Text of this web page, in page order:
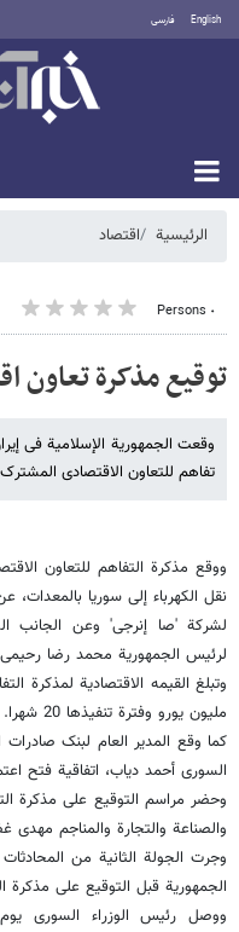
English فارسی
الرئيسية اقتصاد
٠ Persons
توقیع مذکرة تعاون
وقعت الجمهوریة الإسلامیة فی
تفاهم للتعاون الاقتصادی
ووقع مذکرة التفاهم للتعاون
نقل الکهرباء‌ إلى سوریا بالمعدات،
لشرکة 'صا إنرجی' وعن الجانب
لرئیس الجمهوریة ‌محمد رضا رحیمی
ملیون یورو وفترة تنفیذها 20 شهرا.
کما وقع المدیر العام لبنک صادرات
السوری أحمد دیاب، اتفاقیة فتح
وحضر مراسم التوقیع على مذکرة
والصناعة والتجارة والمناجم
وجرت الجولة الثانیة من
الجمهوریة قبل التوقیع على مذکرة
ووصل رئیس الوزراء السوری